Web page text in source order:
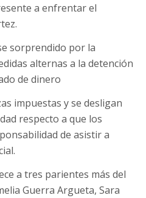
a enfrentar el
sorprendido por la
alternas a la detención
de dinero
impuestas y se desligan
respecto a que los
de asistir a
a tres parientes más del
Guerra Argueta, Sara